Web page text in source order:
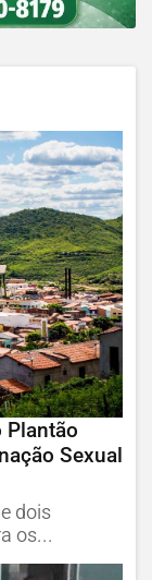
Plantão
Sexual
dois
os...